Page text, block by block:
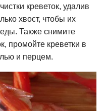
креветок, удалив
хвост, чтобы их
Также снимите
промойте креветки в
и перцем.